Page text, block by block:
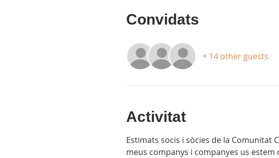
Convidats
+ 14 other guests
Activitat
Estimats socis i sòcies de la Comunitat
meus companys i companyes us